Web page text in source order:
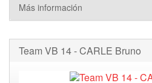
Más información
Team VB 14 - CARLE Bruno